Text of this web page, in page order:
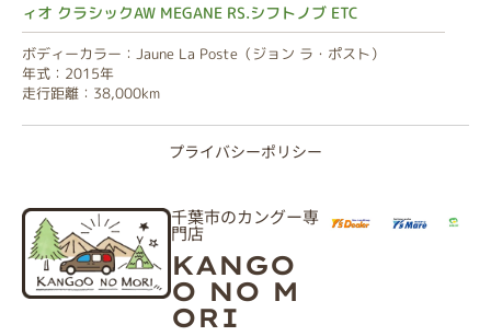
ィオ クラシックAW MEGANE RS.シフトノブ ETC
ボディーカラー：Jaune La Poste（ジョン ラ・ポスト）
年式：2015年
走行距離：38,000km
プライバシーポリシー
千葉市のカングー専
門店
KANGO
O NO M
ORI